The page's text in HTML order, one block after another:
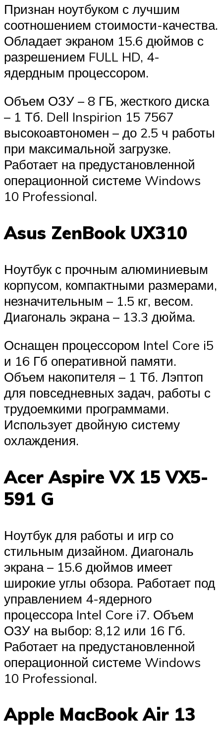
Признан ноутбуком с лучшим
соотношением стоимости-качества.
Обладает экраном 15.6 дюймов с
разрешением FULL HD, 4-
ядердным процессором.
Объем ОЗУ – 8 ГБ, жесткого диска
– 1 Тб. Dell Inspirion 15 7567
высокоавтономен – до 2.5 ч работы
при максимальной загрузке.
Работает на предустановленной
операционной системе Windows
10 Professional.
Asus ZenBook UX310
Ноутбук с прочным алюминиевым
корпусом, компактными размерами,
незначительным – 1.5 кг, весом.
Диагональ экрана – 13.3 дюйма.
Оснащен процессором Intel Core i5
и 16 Гб оперативной памяти.
Объем накопителя – 1 Тб. Лэптоп
для повседневных задач, работы с
трудоемкими программами.
Использует двойную систему
охлаждения.
Acer Aspire VX 15 VX5-
591 G
Ноутбук для работы и игр со
стильным дизайном. Диагональ
экрана – 15.6 дюймов имеет
широкие углы обзора. Работает под
управлением 4-ядерного
процессора Intel Core i7. Объем
ОЗУ на выбор: 8,12 или 16 Гб.
Работает на предустановленной
операционной системе Windows
10 Professional.
Apple MacBook Air 13